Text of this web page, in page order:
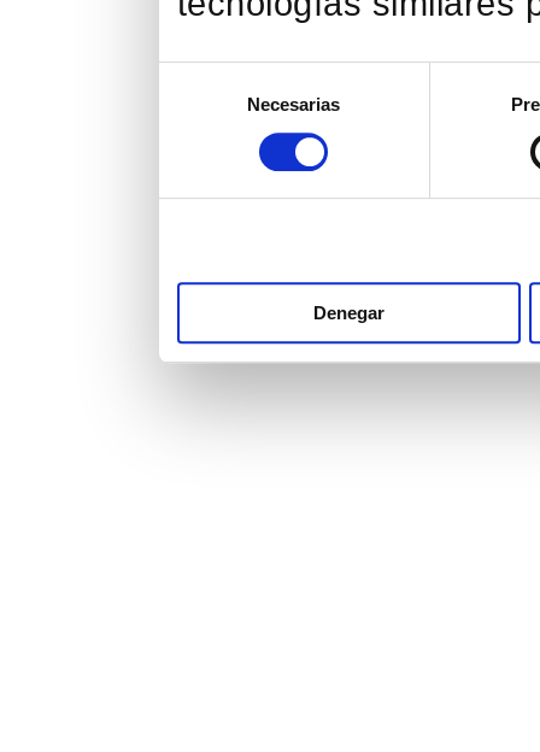
consentimiento
Necesarias
Denegar